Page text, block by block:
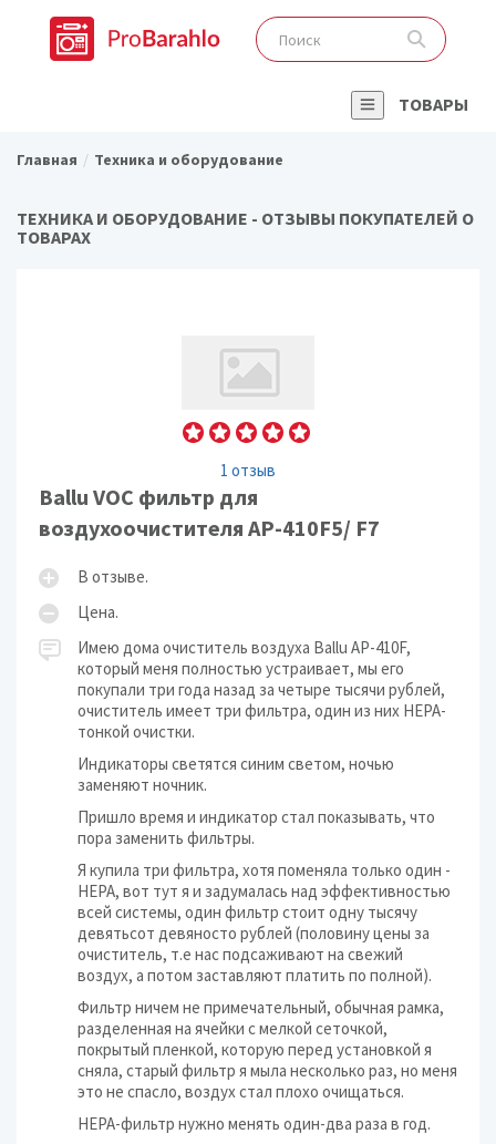
ТОВАРЫ
Главная Техника и оборудование
ТЕХНИКА И ОБОРУДОВАНИЕ - ОТЗЫВЫ ПОКУПАТЕЛЕЙ О
ТОВАРАХ
1 отзыв
Ballu VOC фильтр для
воздухоочистителя AP-410F5/ F7
В отзыве.
Цена.
Имею дома очиститель воздуха Ballu AP-410F,
который меня полностью устраивает, мы его
покупали три года назад за четыре тысячи рублей,
очиститель имеет три фильтра, один из них НЕРА-
тонкой очистки.
Индикаторы светятся синим светом, ночью
заменяют ночник.
Пришло время и индикатор стал показывать, что
пора заменить фильтры.
Я купила три фильтра, хотя поменяла только один -
НЕРА, вот тут я и задумалась над эффективностью
всей системы, один фильтр стоит одну тысячу
девятьсот девяносто рублей (половину цены за
очиститель, т.е нас подсаживают на свежий
воздух, а потом заставляют платить по полной).
Фильтр ничем не примечательный, обычная рамка,
разделенная на ячейки с мелкой сеточкой,
покрытый пленкой, которую перед установкой я
сняла, старый фильтр я мыла несколько раз, но меня
это не спасло, воздух стал плохо очищаться.
НЕРА-фильтр нужно менять один-два раза в год.